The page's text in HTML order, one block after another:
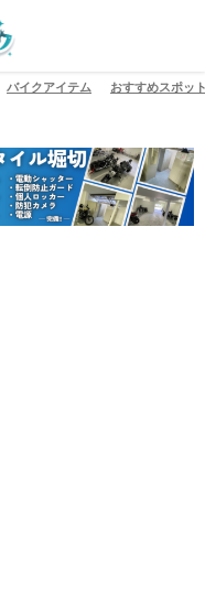
バイクアイテム おすすめスポッ